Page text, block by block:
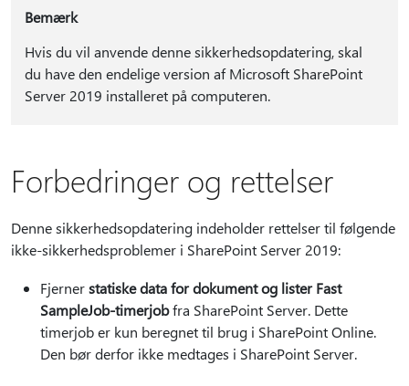
Bemærk
Hvis du vil anvende denne sikkerhedsopdatering, skal
du have den endelige version af Microsoft SharePoint
Server 2019 installeret på computeren.
Forbedringer og rettelser
Denne sikkerhedsopdatering indeholder rettelser til følgende
ikke-sikkerhedsproblemer i SharePoint Server 2019:
Fjernerstatiske data for dokument og lister Fast
SampleJob-timerjobfra SharePoint Server. Dette
timerjob er kun beregnet til brug i SharePoint Online.
Den bør derfor ikke medtages i SharePoint Server.